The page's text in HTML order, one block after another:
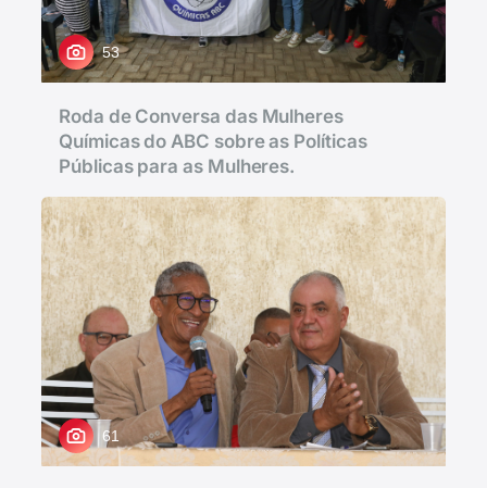
53
Roda de Conversa das Mulheres
Químicas do ABC sobre as Políticas
Públicas para as Mulheres.
61